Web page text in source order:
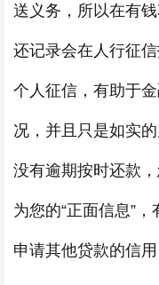
送义务，所以在有
还记录会在人行征
个人征信，有助于
况，并且只是如实
没有逾期按时还款
为您的“正面信息”
申请其他贷款的信用